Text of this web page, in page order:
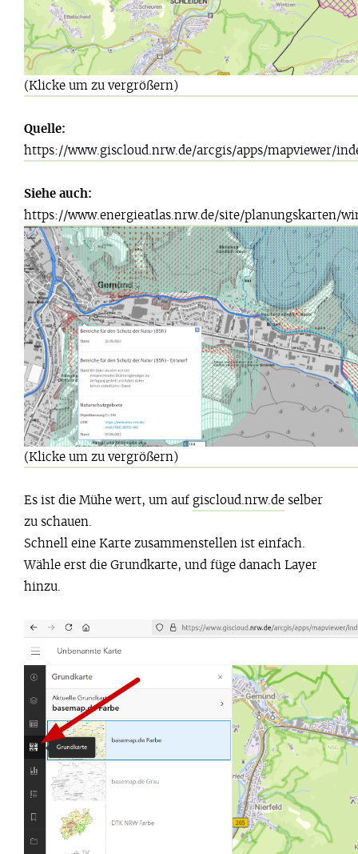
(Klicke um zu vergrößern)
Quelle:
https://www.giscloud.nrw.de/arcgis/apps/mapviewer/
Siehe auch:
https://www.energieatlas.nrw.de/site/planungskarten/
(Klicke um zu vergrößern)
Es ist die Mühe wert, um auf giscloud.nrw.de selber
zu schauen.
Schnell eine Karte zusammenstellen ist einfach.
Wähle erst die Grundkarte, und füge danach Layer
hinzu.